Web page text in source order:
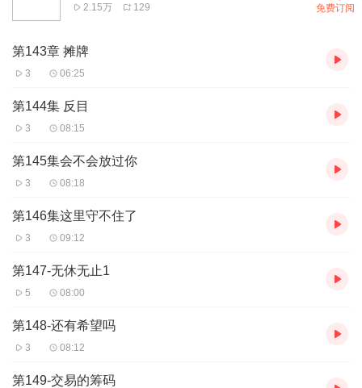
2.15万 129 免费订阅
第143章 摊牌
3 06:25
第144集 反目
3 08:15
第145集会不会放过你
3 08:18
第146集这里守不住了
3 09:12
第147-无休无止1
5 08:00
第148-还有希望吗
3 08:12
第149-交易的筹码